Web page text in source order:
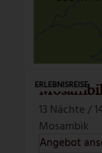
ERLEBNISREISE
13 Nächte /
Mosambik
Angebot